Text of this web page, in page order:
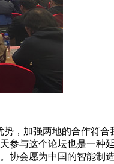
，加强两地的合作符
参与这个论坛也是一种
协会愿为中国的智能制